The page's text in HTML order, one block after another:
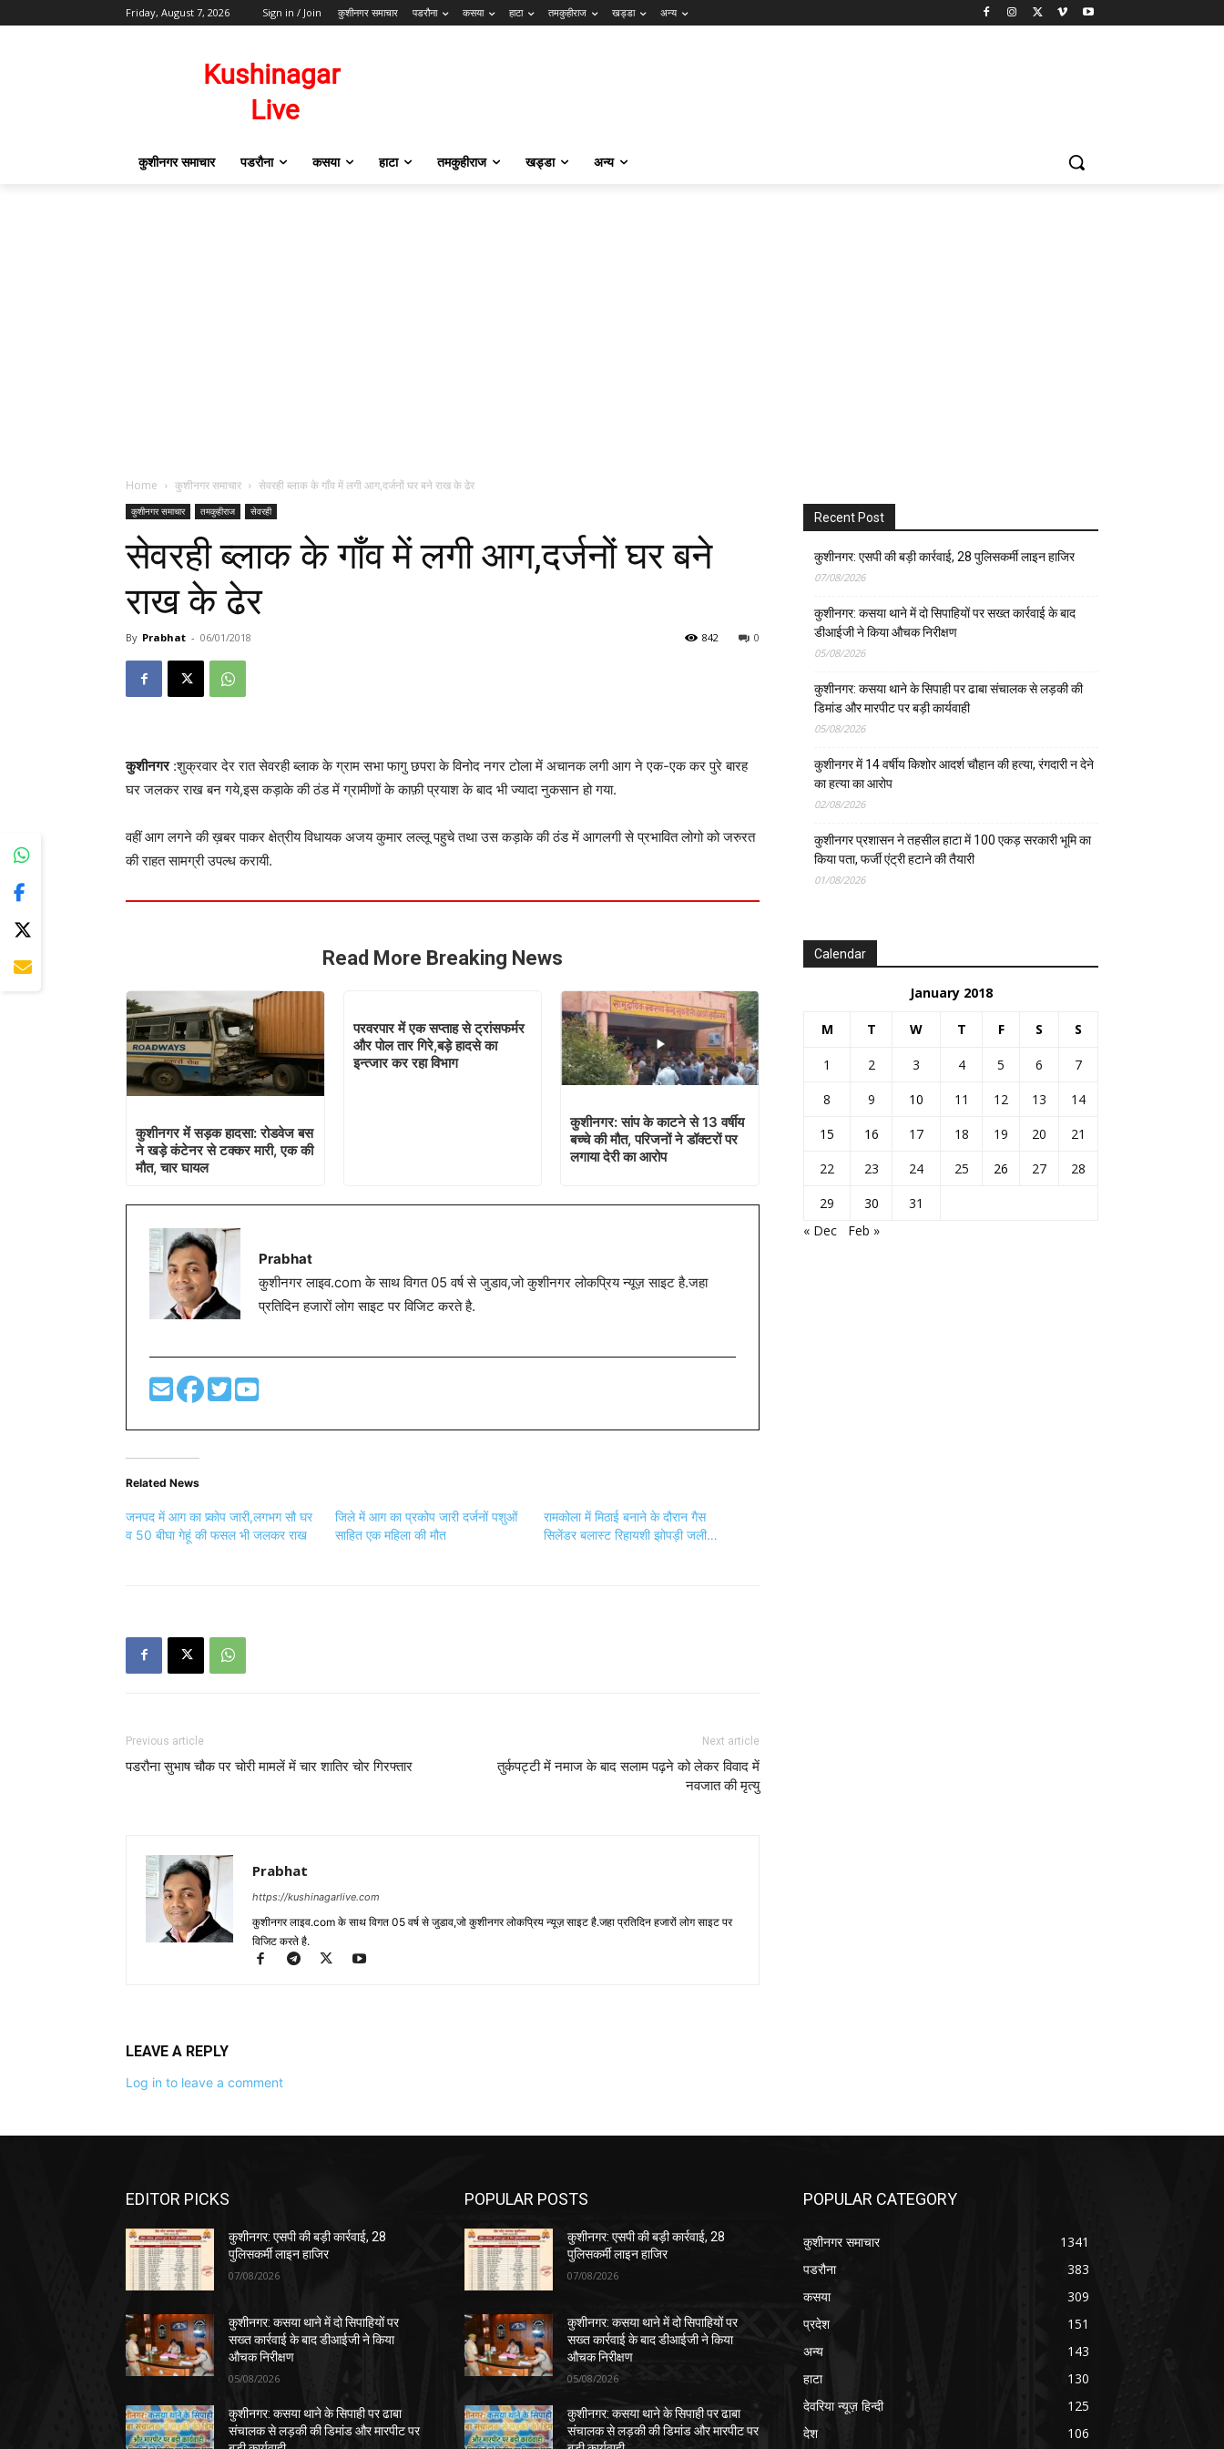
Friday, August 7, 2026 Sign in / Join कुशीनगर समाचार पडरौना कसया हाटा तमकुहीराज खड्डा अन्य
कुशीनगर समाचार पडरौना कसया हाटा तमकुहीराज खड्डा अन्य
Home कुशीनगर समाचार सेवरही ब्लाक के गाँव में लगी आग,दर्जनों घर बने राख के ढेर
कुशीनगर समाचार तमकुहीराज सेवरही
सेवरही ब्लाक के गाँव में लगी आग,दर्जनों घर बने
राख के ढेर
By Prabhat - 06/01/2018 0
842
कुशीनगर:शुक्रवार देर रात सेवरही ब्लाक के ग्राम सभा फागु छपरा के विनोद नगर टोला में अचानक लगी आग ने एक-एक कर पुरे बारह
घर जलकर राख बन गये,इस कड़ाके की ठंड में ग्रामीणों के काफ़ी प्रयाश के बाद भी ज्यादा नुकसान हो गया.
वहीं आग लगने की ख़बर पाकर क्षेत्रीय विधायक अजय कुमार लल्लू पहुचे तथा उस कड़ाके की ठंड में आगलगी से प्रभावित लोगो को जरुरत
की राहत सामग्री उपल्ध करायी.
Read More Breaking News
कुशीनगर में सड़क हादसा: रोडवेज बस
ने खड़े कंटेनर से टक्कर मारी, एक की
मौत, चार घायल
परवरपार में एक सप्ताह से ट्रांसफर्मर
और पोल तार गिरे,बड़े हादसे का
इन्त्जार कर रहा विभाग
कुशीनगर: सांप के काटने से 13 वर्षीय
बच्चे की मौत, परिजनों ने डॉक्टरों पर
लगाया देरी का आरोप
Prabhat
कुशीनगर लाइव.com के साथ विगत 05 वर्ष से जुडाव,जो कुशीनगर लोकप्रिय न्यूज़ साइट है.जहा
प्रतिदिन हजारों लोग साइट पर विजिट करते है.
Related News
जनपद में आग का प्र्कोप जारी,लगभग सौ घर
व 50 बीघा गेहूं की फसल भी जलकर राख
जिले में आग का प्रकोप जारी दर्जनों पशुओं
साहित एक महिला की मौत
रामकोला में मिठाई बनाने के दौरान गैस
सिलेंडर बलास्ट रिहायशी झोपड़ी जली…
Previous article
पडरौना सुभाष चौक पर चोरी मामलें में चार शातिर चोर गिरफ्तार
Next article
तुर्कपट्टी में नमाज के बाद सलाम पढ़ने को लेकर विवाद में
नवजात की मृत्यु
Prabhat
https://kushinagarlive.com
कुशीनगर लाइव.com के साथ विगत 05 वर्ष से जुडाव,जो कुशीनगर लोकप्रिय न्यूज़ साइट है.जहा प्रतिदिन हजारों लोग साइट पर
विजिट करते है.
LEAVE A REPLY
Log in to leave a comment
Recent Post
कुशीनगर: एसपी की बड़ी कार्रवाई, 28 पुलिसकर्मी लाइन हाजिर
07/08/2026
कुशीनगर: कसया थाने में दो सिपाहियों पर सख्त कार्रवाई के बाद
डीआईजी ने किया औचक निरीक्षण
05/08/2026
कुशीनगर: कसया थाने के सिपाही पर ढाबा संचालक से लड़की की
डिमांड और मारपीट पर बड़ी कार्यवाही
05/08/2026
कुशीनगर में 14 वर्षीय किशोर आदर्श चौहान की हत्या, रंगदारी न देने
का हत्या का आरोप
02/08/2026
कुशीनगर प्रशासन ने तहसील हाटा में 100 एकड़ सरकारी भूमि का
किया पता, फर्जी एंट्री हटाने की तैयारी
01/08/2026
Calendar
January 2018
M T W T F S S
1 2 3 4 5 6
7
8
9 10 11 12 13
14
15
16 17 18 19 20
21
22
23 24 25 26 27
28
29
30
31
« Dec
Feb »
EDITOR PICKS
कुशीनगर: एसपी की बड़ी कार्रवाई, 28
पुलिसकर्मी लाइन हाजिर
07/08/2026
कुशीनगर: कसया थाने में दो सिपाहियों पर
सख्त कार्रवाई के बाद डीआईजी ने किया
औचक निरीक्षण
05/08/2026
कुशीनगर: कसया थाने के सिपाही पर ढाबा
संचालक से लड़की की डिमांड और मारपीट पर
POPULAR POSTS
कुशीनगर: एसपी की बड़ी कार्रवाई, 28
पुलिसकर्मी लाइन हाजिर
07/08/2026
कुशीनगर: कसया थाने में दो सिपाहियों पर
सख्त कार्रवाई के बाद डीआईजी ने किया
औचक निरीक्षण
05/08/2026
कुशीनगर: कसया थाने के सिपाही पर ढाबा
संचालक से लड़की की डिमांड और मारपीट पर
POPULAR CATEGORY
कुशीनगर समाचार
1341
पडरौना
383
कसया
309
प्रदेश
151
अन्य
143
हाटा
130
देवरिया न्यूज़ हिन्दी
125
देश
106